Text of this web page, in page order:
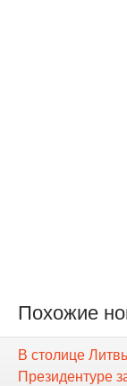
Похожие
В столице
Президентуре